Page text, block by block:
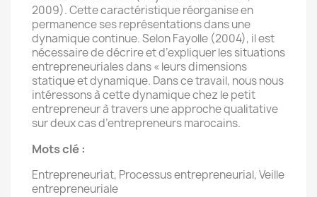
2009). Cette caractéristique réorganise en
permanence ses représentations dans une
dynamique continue. Selon Fayolle (2004), il est
nécessaire de décrire et d’expliquer les situations
entrepreneuriales dans « leurs dimensions
statique et dynamique. Dans ce travail, nous nous
intéressons à cette dynamique chez le petit
entrepreneur à travers une approche qualitative
sur deux cas d’entrepreneurs marocains.
Mots clé :
Entrepreneuriat, Processus entrepreneurial, Veille
entrepreneuriale